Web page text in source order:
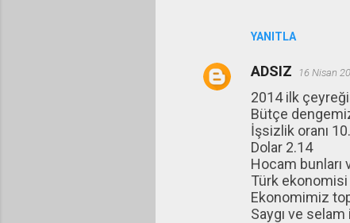
YANITLA
ADSIZ 16 Nisan
2014 ilk
Bütçe
İşsizlik oranı
Dolar 2.14
Hocam
Türk
Ekonomimiz
Saygı ve selam